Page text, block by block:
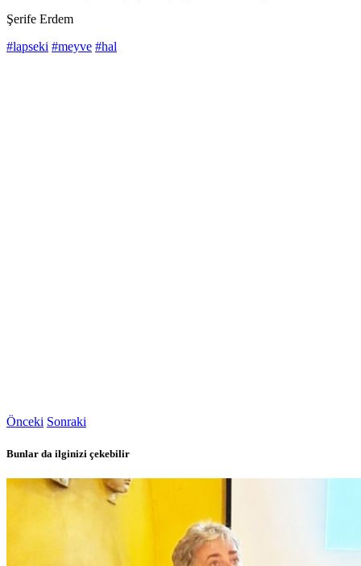
Şerife Erdem
#lapseki #meyve #hal
Önceki Sonraki
Bunlar da ilginizi çekebilir